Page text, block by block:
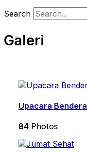
Search
Galeri
Upacara Bendera
84 Photos